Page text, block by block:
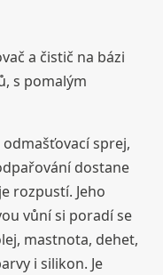
a čistič na bázi
s pomalým
odmašťovací sprej,
dostane
rozpustí. Jeho
vůní si poradí se
mastnota, dehet,
i silikon. Je